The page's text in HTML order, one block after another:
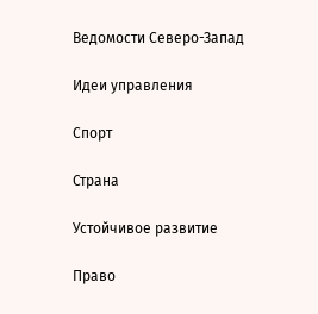
Ведомости Северо-Запад
Идеи управления
Спорт
Страна
Устойчивое развитие
Право